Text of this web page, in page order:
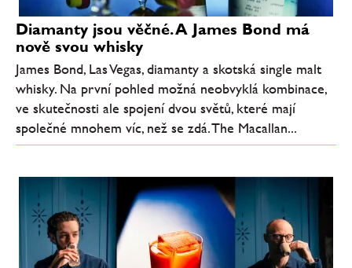
Diamanty jsou věčné. A James Bond má
nově svou whisky
James Bond, Las Vegas, diamanty a skotská single malt
whisky. Na první pohled možná neobvyklá kombinace,
ve skutečnosti ale spojení dvou světů, které mají
společné mnohem víc, než se zdá. The Macallan...